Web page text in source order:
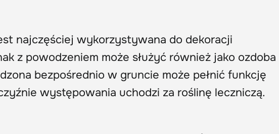
najczęściej wykorzystywana do dekoracji
z powodzeniem może służyć również jako ozdoba
bezpośrednio w gruncie może pełnić funkcję
występowania uchodzi za roślinę leczniczą.